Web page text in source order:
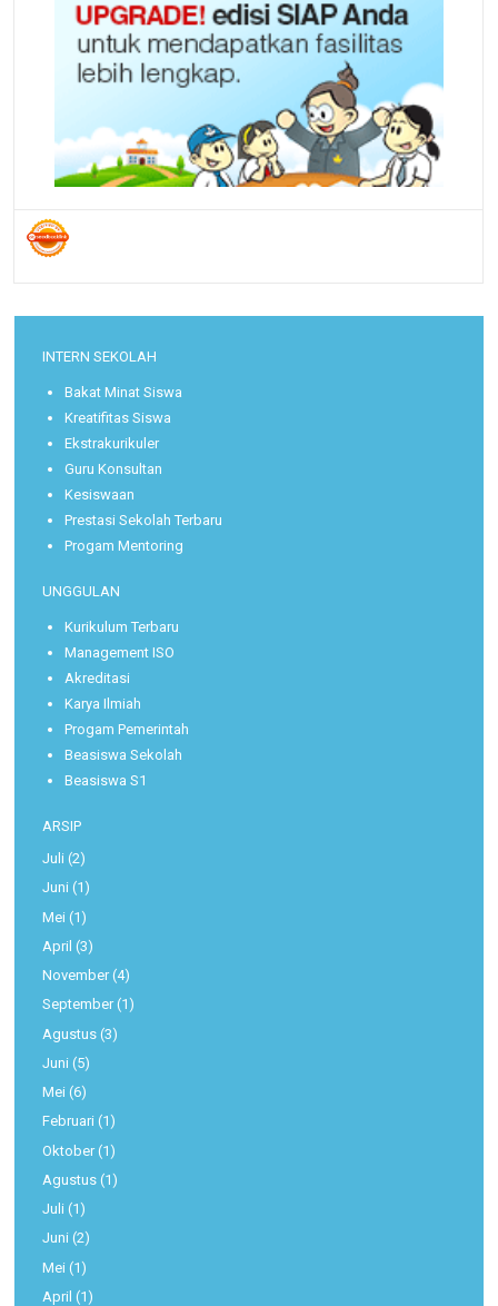
INTERN SEKOLAH
Bakat Minat Siswa
Kreatifitas Siswa
Ekstrakurikuler
Guru Konsultan
Kesiswaan
Prestasi Sekolah Terbaru
Progam Mentoring
UNGGULAN
Kurikulum Terbaru
Management ISO
Akreditasi
Karya Ilmiah
Progam Pemerintah
Beasiswa Sekolah
Beasiswa S1
ARSIP
Juli (2)
Juni (1)
Mei (1)
April (3)
November(4)
September(1)
Agustus (3)
Juni (5)
Mei (6)
Februari (1)
Oktober(1)
Agustus (1)
Juli (1)
Juni (2)
Mei (1)
April (1)